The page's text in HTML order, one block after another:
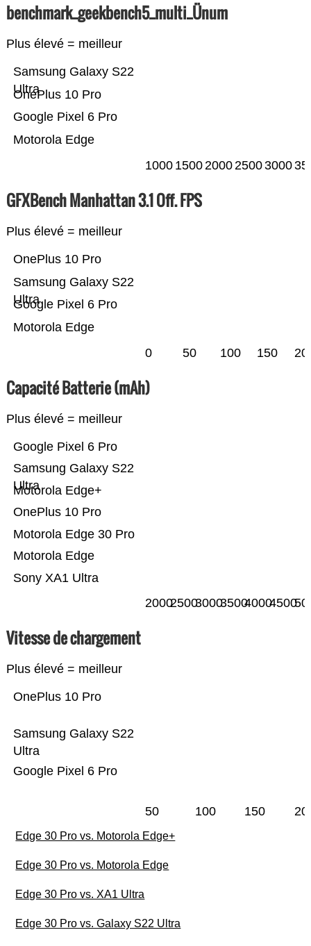
benchmark_geekbench5_multi_Ünum
Plus élevé = meilleur
Motorola Edge
Google Pixel 6 Pro
OnePlus 10 Pro
Samsung Galaxy S22
Ultra
1000 1500200025003000
GFXBench Manhattan 3.1 Off. FPS
Plus élevé = meilleur
Motorola Edge
Google Pixel 6 Pro
Samsung Galaxy S22
Ultra
OnePlus 10 Pro
0 50 100 150
Capacité Batterie (mAh)
Plus élevé = meilleur
Sony XA1 Ultra
Motorola Edge
Motorola Edge 30 Pro
OnePlus 10 Pro
Motorola Edge+
Samsung Galaxy S22
Ultra
Google Pixel 6 Pro
200025003000350040004500
Vitesse de chargement
Plus élevé = meilleur
Google Pixel 6 Pro
Samsung Galaxy S22
Ultra
OnePlus 10 Pro
50 100 150
Edge 30 Pro vs. Motorola Edge+
Edge 30 Pro vs. Motorola Edge
Edge 30 Pro vs. XA1 Ultra
Edge 30 Pro vs. Galaxy S22 Ultra